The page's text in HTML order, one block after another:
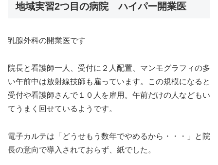
地域実習2つ目の病院 ハイパー開業医
乳腺外科の開業医です
院長と看護師一人、受付に２人配置、マンモグラフィの多
い午前中は放射線技師も雇っています。この規模になると
受付や看護師さんで１０人を雇用。午前だけの人などもい
てうまく回せているようです。
電子カルテは「どうせもう数年でやめるから・・・」と院
長の意向で導入されておらず、紙でした。